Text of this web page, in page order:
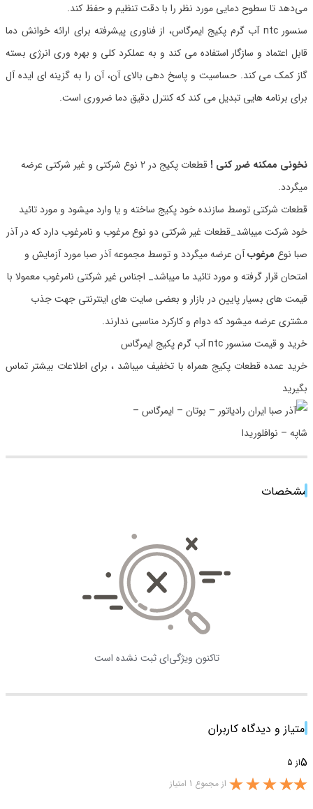
می‌دهد تا سطوح دمایی مورد نظر را با دقت تنظیم و حفظ کند.
سنسور ntc آب گرم پکیج ایمرگاس، از فناوری پیشرفته برای ارائه خوانش دما
قابل اعتماد و سازگار استفاده می کند و به عملکرد کلی و بهره وری انرژی بسته
گاز کمک می کند. حساسیت و پاسخ دهی بالای آن، آن را به گزینه ای ایده آل
برای برنامه هایی تبدیل می کند که کنترل دقیق دما ضروری است.
نخونی ممکنه ضرر کنی !
قطعات پکیج در 2 نوع شرکتی و غیر شرکتی عرضه
میگردد.
قطعات شرکتی توسط سازنده خود پکیج ساخته و یا وارد میشود و مورد تائید
خود شرکت میباشد_قطعات غیر شرکتی دو نوع مرغوب و نامرغوب دارد که در آذر
صبا نوع مرغوبآن عرضه میگردد و توسط مجموعه آذر صبا مورد آزمایش و
امتحان قرار گرفته و مورد تائید ما میباشد_ اجناس غیر شرکتی نامرغوب معمولا با
قیمت های بسیار پایین در بازار و بعضی سایت های اینترنتی جهت جذب
مشتری عرضه میشود که دوام و کارکرد مناسبی ندارند.
خرید و قیمت سنسور ntc آب گرم پکیج ایمرگاس
خرید عمده قطعات پکیج همراه با تخفیف میباشد ، برای اطلاعات بیشتر تماس
بگیرید
مشخصات
تاکنون ویژگی‌ای ثبت نشده است
امتیاز و دیدگاه کاربران
5از 5
از مجموع 1 امتیاز